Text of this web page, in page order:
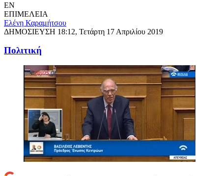
EN
ΕΠΙΜΕΛΕΙΑ
Ελένη Καραμήτσου
ΔΗΜΟΣΙΕΥΣΗ 18:12, Τετάρτη 17 Απριλίου 2019
Πολιτική